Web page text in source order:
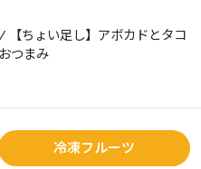
⁄
【ちょい足し】アボカドとタコ
つまみ
冷凍フルーツ